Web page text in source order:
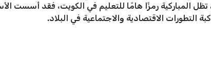
تظل المباركية رمزًا هامًا للتعليم في الكويت، فقد
التطورات الاقتصادية والاجتماعية في البلاد.